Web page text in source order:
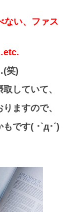
い、 ファス
(笑)
していて、
ますので、
です( ･`д･´)